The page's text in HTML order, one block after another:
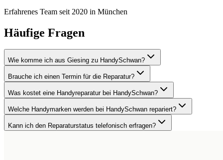
Erfahrenes Team seit 2020 in München
Häufige Fragen
Wie komme ich aus Giesing zu HandySchwan?
Brauche ich einen Termin für die Reparatur?
Was kostet eine Handyreparatur bei HandySchwan?
Welche Handymarken werden bei HandySchwan repariert?
Kann ich den Reparaturstatus telefonisch erfragen?